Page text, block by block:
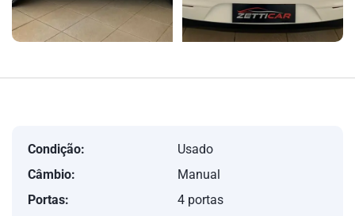
Condição:
Usado
Câmbio:
Manual
Portas:
4 portas